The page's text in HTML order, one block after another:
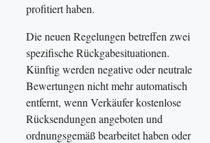
profitiert haben.
Die neuen Regelungen betreffen zwei
spezifische Rückgabesituationen.
Künftig werden negative oder neutrale
Bewertungen nicht mehr automatisch
entfernt, wenn Verkäufer kostenlose
Rücksendungen angeboten und
ordnungsgemäß bearbeitet haben oder